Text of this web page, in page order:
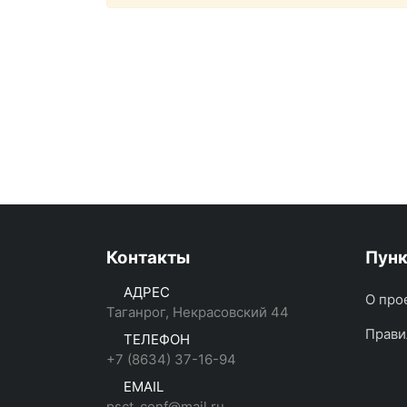
Контакты
АДРЕС
Таганрог, Некрасовский 44
ТЕЛЕФОН
+7 (8634) 37-16-94
EMAIL
О